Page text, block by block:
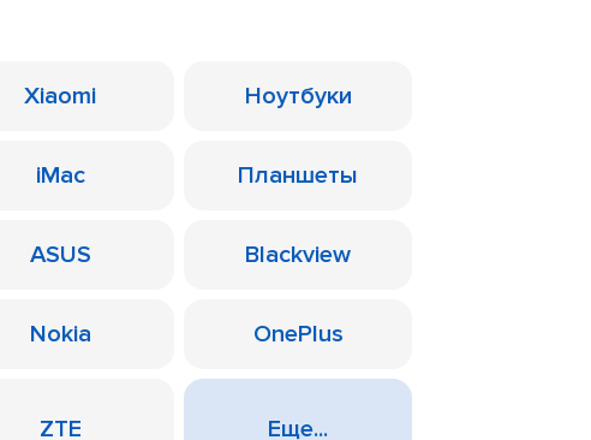
Xiaomi Ноутбуки
iMac Планшеты
ASUS Blackview
Nokia OnePlus
ZTE Еще...